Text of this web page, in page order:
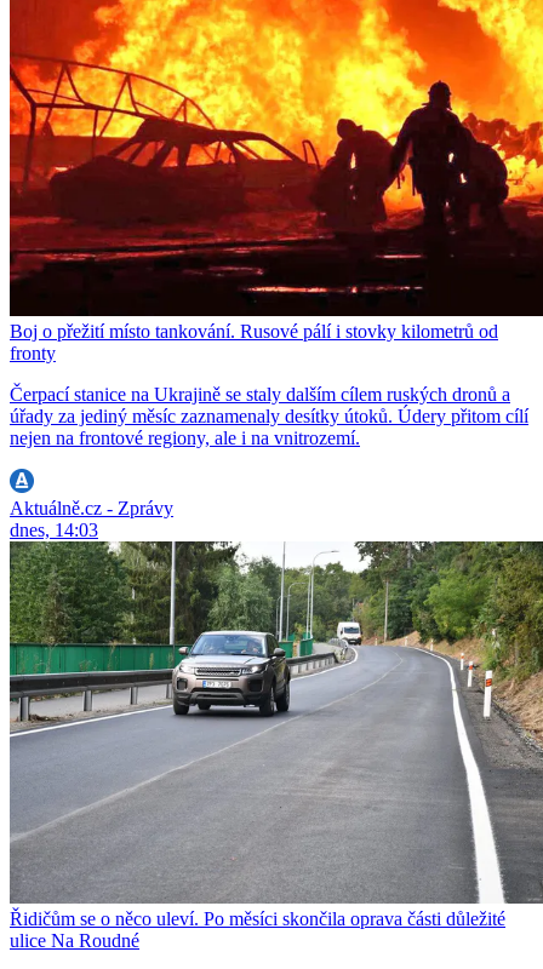
Boj o přežití místo tankování. Rusové pálí i stovky kilometrů od
fronty
Čerpací stanice na Ukrajině se staly dalším cílem ruských dronů a
úřady za jediný měsíc zaznamenaly desítky útoků. Údery přitom cílí
nejen na frontové regiony, ale i na vnitrozemí.
Aktuálně.cz - Zprávy
dnes, 14:03
Řidičům se o něco uleví. Po měsíci skončila oprava části důležité
ulice Na Roudné